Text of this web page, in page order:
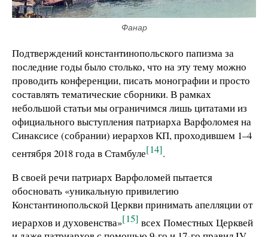
Фанар
Подтверждений константинопольского папизма за
последние годы было столько, что на эту тему можно
проводить конференции, писать монографии и просто
составлять тематические сборники. В рамках
небольшой статьи мы ограничимся лишь цитатами из
официального выступления патриарха Варфоломея на
Синаксисе (собрании) иерархов КП, проходившем 1–4
сентября 2018 года в Стамбуле[14].
В своей речи патриарх Варфоломей пытается
обосновать «уникальную привилегию
Константинопольской Церкви принимать апелляции от
иерархов и духовенства»[15] всех Поместных Церквей